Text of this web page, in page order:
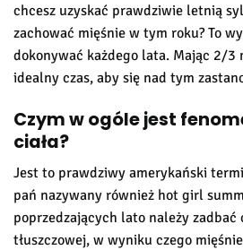
chcesz uzyskać prawdziwie letnią
zachować mięśnie w tym roku? To
dokonywać każdego lata. Mając 2/3
idealny czas, aby się nad tym
Czym w ogóle jest
ciała?
Jest to prawdziwy amerykański
pań nazywany również hot girl
poprzedzających lato należy
tłuszczowej, w wyniku czego